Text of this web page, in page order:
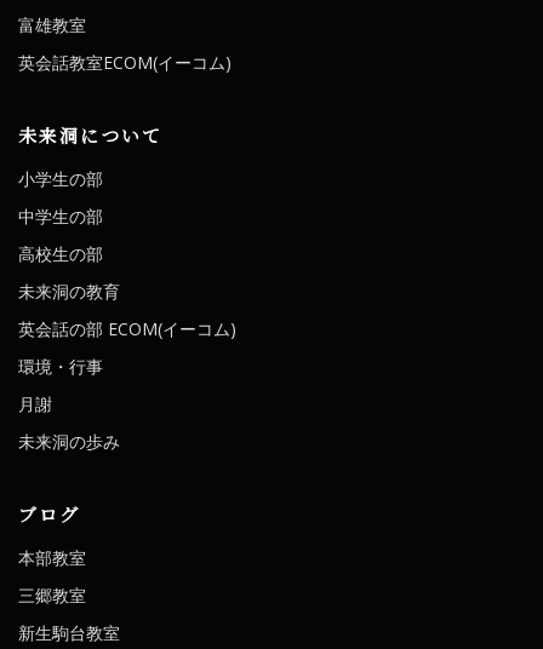
富雄教室
英会話教室ECOM(イーコム)
未来洞について
小学生の部
中学生の部
高校生の部
未来洞の教育
英会話の部 ECOM(イーコム)
環境・行事
月謝
未来洞の歩み
ブログ
本部教室
三郷教室
新生駒台教室